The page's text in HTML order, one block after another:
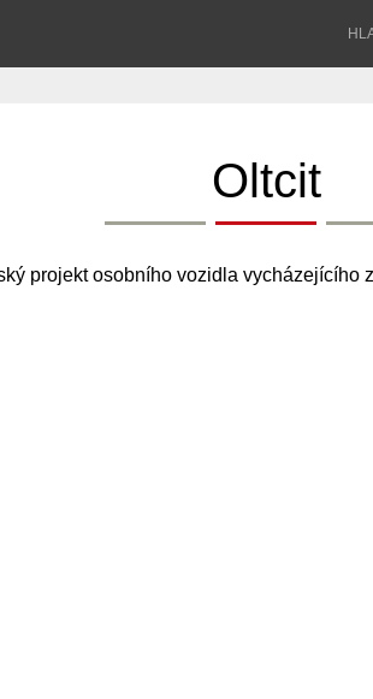
Oltcit
projekt osobního vozidla vycházejícího